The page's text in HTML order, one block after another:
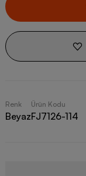
Renk
Beyaz
Ürün Kodu
FJ7126-114